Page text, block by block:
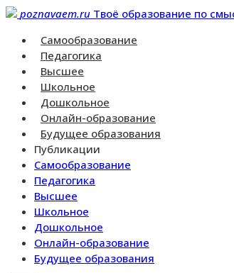
Перейти
контенту
poznavaem.ru Твоё образование по
Самообразование
Педагогика
Высшее
Школьное
Дошкольное
Онлайн-образование
Будущее образования
Публикации
Самообразование
Педагогика
Высшее
Школьное
Дошкольное
Онлайн-образование
Будущее образования